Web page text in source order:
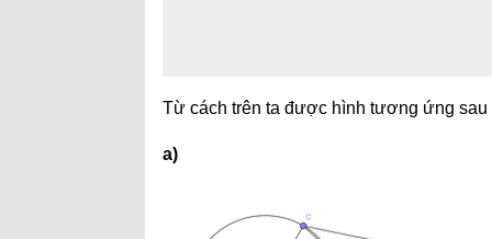
Từ cách trên ta được hình tương ứng sau
a)